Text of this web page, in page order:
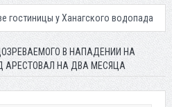
у Ханагского водопада Власти
В НАПАДЕНИИ НА
АРЕСТОВАЛ НА ДВА МЕСЯЦА